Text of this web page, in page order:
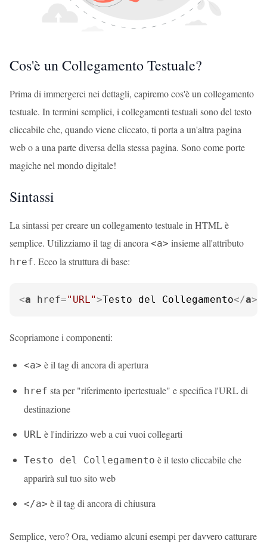
Cos'è un Collegamento Testuale?
Prima di immergerci nei dettagli, capiremo cos'è un collegamento
testuale. In termini semplici, i collegamenti testuali sono del testo
cliccabile che, quando viene cliccato, ti porta a un'altra pagina
web o a una parte diversa della stessa pagina. Sono come porte
magiche nel mondo digitale!
Sintassi
La sintassi per creare un collegamento testuale in HTML è
semplice. Utilizziamo il tag di ancora <a> insieme all'attributo
href. Ecco la struttura di base:
<a href="URL">Testo del Collegamento</a>
Scopriamone i componenti:
<a> è il tag di ancora di apertura
href sta per "riferimento ipertestuale" e specifica l'URL di
destinazione
URL è l'indirizzo web a cui vuoi collegarti
Testo del Collegamento è il testo cliccabile che
apparirà sul tuo sito web
</a> è il tag di ancora di chiusura
Semplice, vero? Ora, vediamo alcuni esempi per davvero catturare